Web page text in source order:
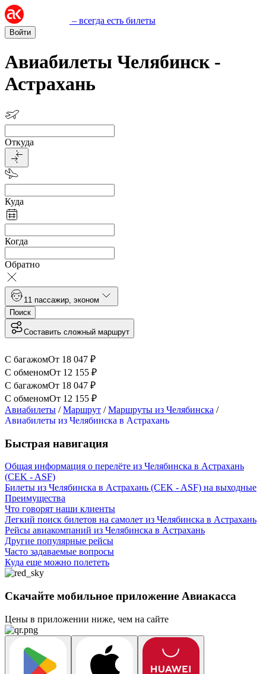
– всегда есть билеты
Войти
Авиабилеты Челябинск -
Астрахань
Откуда
Куда
Когда
Обратно
1 1 пассажир эконом
Поиск
Составить сложный маршрут
С багажомОт 18 047 ₽
С обменомОт 12 155 ₽
С багажомОт 18 047 ₽
С обменомОт 12 155 ₽
Авиабилеты /Маршрут /Маршруты из Челябинска /
Авиабилеты из Челябинска в Астрахань
Быстрая навигация
Общая информация о перелёте из Челябинска в Астрахань
(CEK - ASF)
Билеты из Челябинска в Астрахань (CEK - ASF) на выходные
Преимущества
Что говорят наши клиенты
Легкий поиск билетов на самолет из Челябинска в Астрахань
Рейсы авиакомпаний из Челябинска в Астрахань
Другие популярные рейсы
Часто задаваемые вопросы
Куда еще можно полететь
Скачайте мобильное приложение Авиакасса
Цены в приложении ниже, чем на сайте